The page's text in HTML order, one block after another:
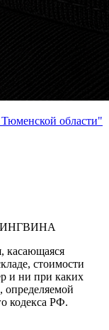
области"
касающаяся
стоимости
и ни при каких
определяемой
кодекса РФ.